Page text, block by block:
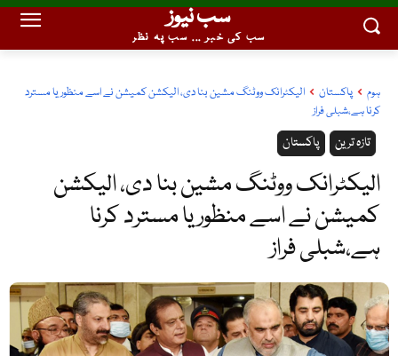
سب نیوز
سب کی خبر ... سب پہ نظر
ہوم پاکستان
الیکٹرانک ووٹنگ مشین بنا دی، الیکشن کمیشن نے اسے منظور یا مسترد
کرنا ہے،شبلی فراز
پاکستان تازہ ترین
الیکٹرانک ووٹنگ مشین بنا دی، الیکشن
کمیشن نے اسے منظور یا مسترد کرنا
ہے،شبلی فراز